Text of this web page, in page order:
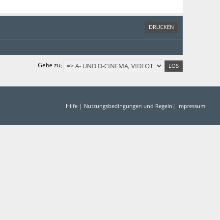
DRUCKEN
Gehe zu
Hilfe | Nutzungsbedingungen und Regeln | Impressum